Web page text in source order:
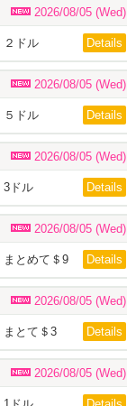
2026/08/05 (Wed)
２ドル Details
2026/08/05 (Wed)
５ドル Details
2026/08/05 (Wed)
3ドル Details
2026/08/05 (Wed)
まとめて＄9 Details
2026/08/05 (Wed)
まとて＄3 Details
2026/08/05 (Wed)